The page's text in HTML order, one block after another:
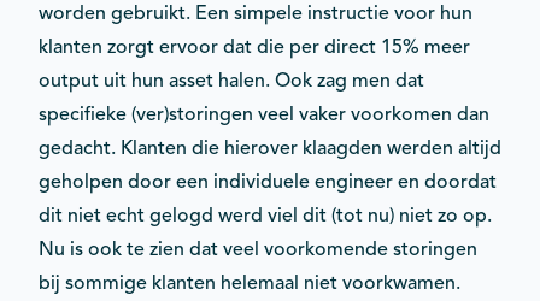
worden gebruikt. Een simpele instructie voor hun
klanten zorgt ervoor dat die per direct 15% meer
output uit hun asset halen. Ook zag men dat
specifieke (ver)storingen veel vaker voorkomen dan
gedacht. Klanten die hierover klaagden werden altijd
geholpen door een individuele engineer en doordat
dit niet echt gelogd werd viel dit (tot nu) niet zo op.
Nu is ook te zien dat veel voorkomende storingen
bij sommige klanten helemaal niet voorkwamen.